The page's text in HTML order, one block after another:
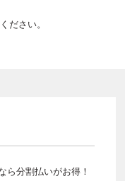
ださい。
ら分割払いがお得！